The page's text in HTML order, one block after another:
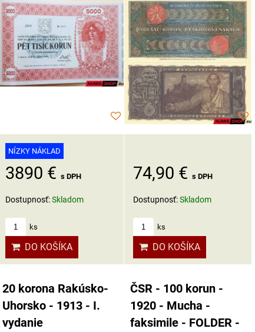
NÍZKY NÁKLAD
3890 €s DPH
Dostupnosť:Skladom
ks
DO KOŠÍKA
74,90 €s DPH
Dostupnosť:Skladom
ks
DO KOŠÍKA
20 korona Rakúsko-
Uhorsko - 1913 - I.
vydanie
ČSR - 100 korun -
1920 - Mucha -
faksimile - FOLDER -